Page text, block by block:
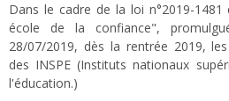
Dans le cadre de la loi n°2019-
école de la confiance",
28/07/2019, dès la rentrée 2019,
des INSPE (Instituts nationaux
l'éducation.)